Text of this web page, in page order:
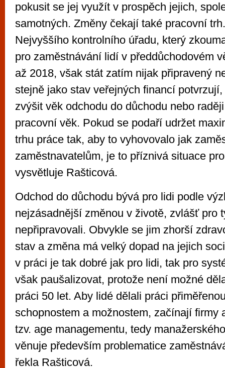
pokusit se jej využít v prospěch jejich,
samotných. Změny čekají také pracovní
Nejvyššího kontrolního úřadu, který
pro zaměstnávání lidí v předdůchodovém
až 2018, však stát zatím nijak připravený
stejně jako stav veřejných financí
zvýšit věk odchodu do důchodu nebo
pracovní věk. Pokud se podaří udržet
trhu práce tak, aby to vyhovovalo jak
zaměstnavatelům, je to příznivá situace
vysvětluje Rašticová.
Odchod do důchodu bývá pro lidi podle
nejzásadnější změnou v životě, zvlášť pro
nepřipravovali. Obvykle se jim zhorší
stav a změna má velký dopad na jejich
v práci je tak dobré jak pro lidi, tak pro
však paušalizovat, protože není možné
práci 50 let. Aby lidé dělali práci
schopnostem a možnostem, začínají firmy
tzv. age managementu, tedy
věnuje především problematice
řekla Rašticová.